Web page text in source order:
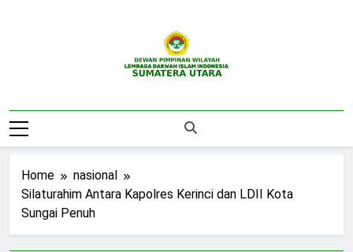
DPW LDII
Sumatera Utara
Home
nasional
Silaturahim Antara Kapolres Kerinci dan LDII Kota
Sungai Penuh